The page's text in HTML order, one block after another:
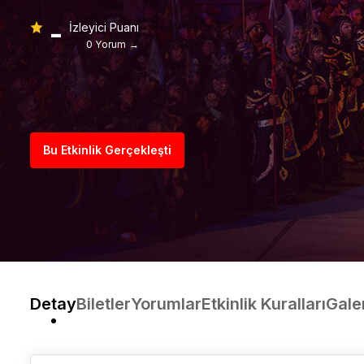
- İzleyici Puanı
0 Yorum →
Bu Etkinlik Gerçekleşti
DetayBiletlerYorumlarEtkinlik Kuralları